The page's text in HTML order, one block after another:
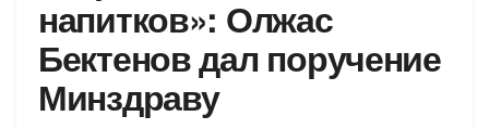
напитков»: Олжас
Бектенов дал поручение
Минздраву